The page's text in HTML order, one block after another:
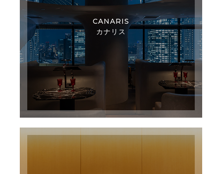
CANARIS
カナリス